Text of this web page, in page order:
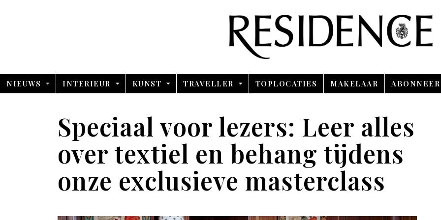
NIEUWS INTERIEUR KUNST TRAVELLER TOPLOCATIES MAKELAAR ABONNEER
Speciaal voor lezers: Leer alles
over textiel en behang tijdens
onze exclusieve masterclass